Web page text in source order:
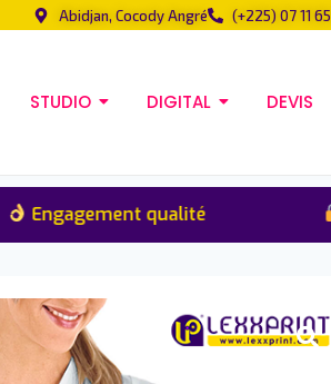
Abidjan, Cocody Angré (+225) 07 11
STUDIO DIGITAL DEVIS
Engagement qualité